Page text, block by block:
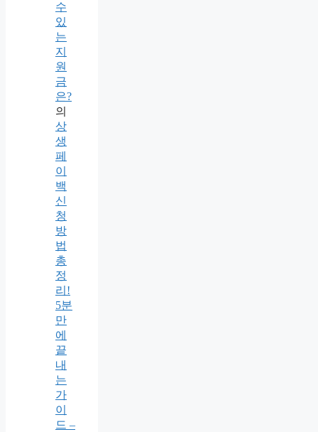
수
있
는
지
원
금
은?
의
상
생
페
이
백
신
청
방
법
총
정
리!
5분
만
에
끝
내
는
가
이
드 –